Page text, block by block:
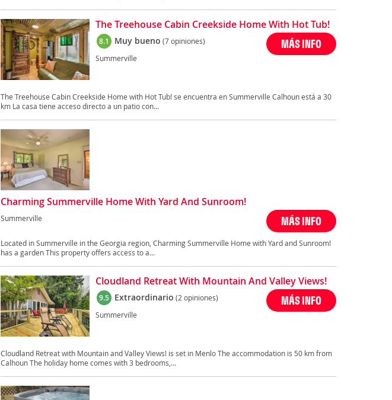
The Treehouse Cabin Creekside Home With Hot Tub!
8.1 Muy bueno (7 opiniones)
Summerville
MÁS INFO
The Treehouse Cabin Creekside Home with Hot Tub! se encuentra en Summerville Calhoun está a 30
km La casa tiene acceso directo a un patio con...
Charming Summerville Home With Yard And Sunroom!
Summerville MÁS INFO
Located in Summerville in the Georgia region, Charming Summerville Home with Yard and Sunroom!
has a garden This property offers access to a...
Cloudland Retreat With Mountain And Valley Views!
9.5 Extraordinario (2 opiniones)
Summerville
MÁS INFO
Cloudland Retreat with Mountain and Valley Views! is set in Menlo The accommodation is 50 km from
Calhoun The holiday home comes with 3 bedrooms,...